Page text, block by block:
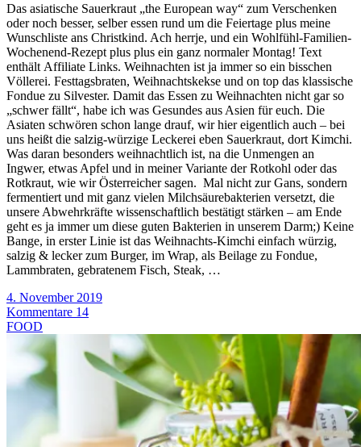
Das asiatische Sauerkraut „the European way“ zum Verschenken
oder noch besser, selber essen rund um die Feiertage plus meine
Wunschliste ans Christkind. Ach herrje, und ein Wohlfühl-Familien-
Wochenend-Rezept plus plus ein ganz normaler Montag! Text
enthält Affiliate Links. Weihnachten ist ja immer so ein bisschen
Völlerei. Festtagsbraten, Weihnachtskekse und on top das klassische
Fondue zu Silvester. Damit das Essen zu Weihnachten nicht gar so
„schwer fällt“, habe ich was Gesundes aus Asien für euch. Die
Asiaten schwören schon lange drauf, wir hier eigentlich auch – bei
uns heißt die salzig-würzige Leckerei eben Sauerkraut, dort Kimchi.
Was daran besonders weihnachtlich ist, na die Unmengen an
Ingwer, etwas Apfel und in meiner Variante der Rotkohl oder das
Rotkraut, wie wir Österreicher sagen. Mal nicht zur Gans, sondern
fermentiert und mit ganz vielen Milchsäurebakterien versetzt, die
unsere Abwehrkräfte wissenschaftlich bestätigt stärken – am Ende
geht es ja immer um diese guten Bakterien in unserem Darm;) Keine
Bange, in erster Linie ist das Weihnachts-Kimchi einfach würzig,
salzig & lecker zum Burger, im Wrap, als Beilage zu Fondue,
Lammbraten, gebratenem Fisch, Steak, …
4. November 2019
Kommentare 14
FOOD